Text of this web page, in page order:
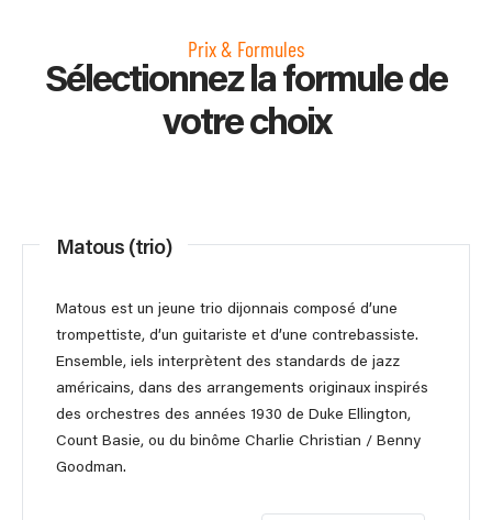
Prix & Formules
Sélectionnez la formule de
votre choix
Matous (trio)
Matous est un jeune trio dijonnais composé d’une
trompettiste, d’un guitariste et d’une contrebassiste.
Ensemble, iels interprètent des standards de jazz
américains, dans des arrangements originaux inspirés
des orchestres des années 1930 de Duke Ellington,
Count Basie, ou du binôme Charlie Christian / Benny
Goodman.